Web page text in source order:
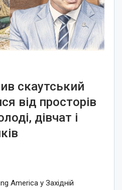
скаутський
від просторів
дівчат і
America у Західній